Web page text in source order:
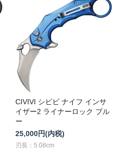
CIVIVI シビビ ナイフ インサ
イザー2 ライナーロック ブル
ー
25,000円(内税)
刃長：5.08cm